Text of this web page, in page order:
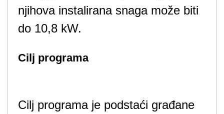
njihova instalirana snaga može biti
do 10,8 kW.
Cilj programa
Cilj programa je podstaći građane